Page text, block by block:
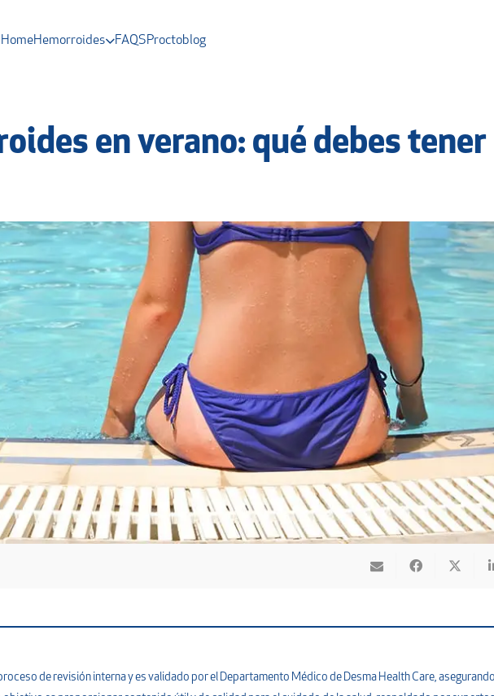
HomeHemorroides FAQSProctoblog
en verano: qué debes tener
de revisión interna y es validado por el Departamento Médico de Desma Health Care,